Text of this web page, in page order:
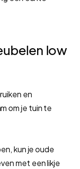
low
en
om je tuin te
kun je oude
met een likje